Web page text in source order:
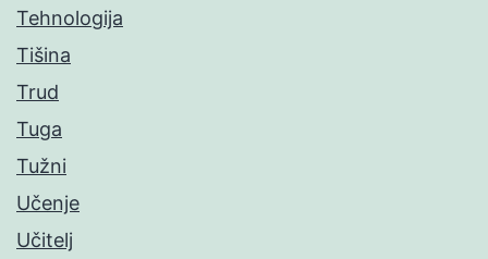
Tehnologija
Tišina
Trud
Tuga
Tužni
Učenje
Učitelj